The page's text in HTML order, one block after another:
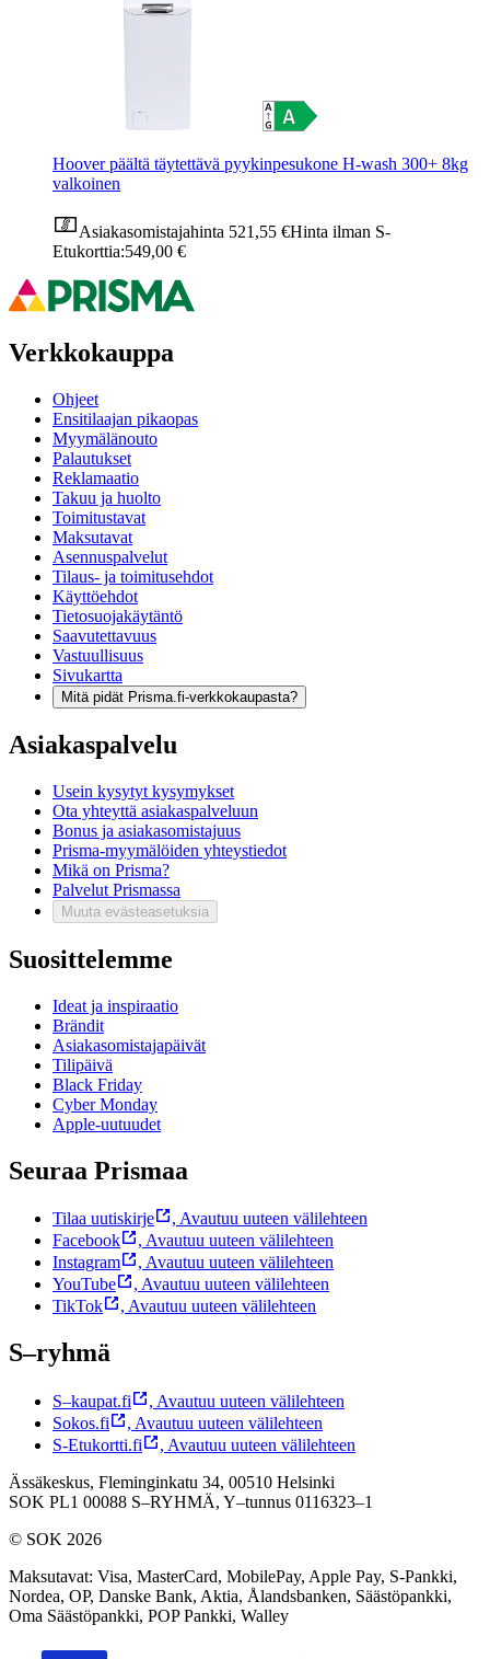
Hoover päältä täytettävä pyykinpesukone H-wash 300+ 8kg
valkoinen
Asiakasomistajahinta 521,55 €Hinta ilman S-
Etukorttia:549,00 €
Verkkokauppa
Ohjeet
Ensitilaajan pikaopas
Myymälänouto
Palautukset
Reklamaatio
Takuu ja huolto
Toimitustavat
Maksutavat
Asennuspalvelut
Tilaus- ja toimitusehdot
Käyttöehdot
Tietosuojakäytäntö
Saavutettavuus
Vastuullisuus
Sivukartta
Mitä pidät Prisma.fi-verkkokaupasta?
Asiakaspalvelu
Usein kysytyt kysymykset
Ota yhteyttä asiakaspalveluun
Bonus ja asiakasomistajuus
Prisma-myymälöiden yhteystiedot
Mikä on Prisma?
Palvelut Prismassa
Muuta evästeasetuksia
Suosittelemme
Ideat ja inspiraatio
Brändit
Asiakasomistajapäivät
Tilipäivä
Black Friday
Cyber Monday
Apple-uutuudet
Seuraa Prismaa
Tilaa uutiskirje , Avautuu uuteen välilehteen
Facebook
, Avautuu uuteen välilehteen
Instagram
, Avautuu uuteen välilehteen
YouTube
, Avautuu uuteen välilehteen
TikTok
, Avautuu uuteen välilehteen
S–ryhmä
S–kaupat.fi , Avautuu uuteen välilehteen
Sokos.fi
, Avautuu uuteen välilehteen
S-Etukortti.fi
, Avautuu uuteen välilehteen
Ässäkeskus, Fleminginkatu 34, 00510 Helsinki
SOK PL1 00088 S–RYHMÄ, Y–tunnus 0116323–1
© SOK 2026
Maksutavat: Visa, MasterCard, MobilePay, Apple Pay, S-Pankki,
Nordea, OP, Danske Bank, Aktia, Ålandsbanken, Säästöpankki,
Oma Säästöpankki, POP Pankki, Walley